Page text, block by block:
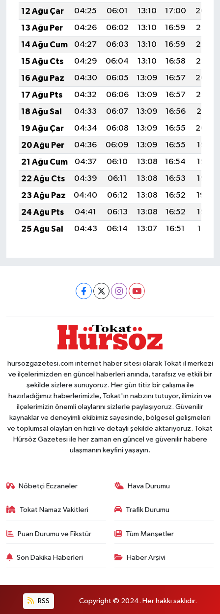
12 Ağu Çar
04:25 06:01 13:10 17:00
20:09
13 Ağu Per
04:26 06:02 13:10 16:59
20:08
14 Ağu Cum
04:27 06:03 13:10 16:59
20:07
15 Ağu Cts
04:29 06:04 13:10 16:58
20:05
16 Ağu Paz
04:30 06:05 13:09 16:57
20:04
17 Ağu Pts
04:32 06:06 13:09 16:57
20:03
18 Ağu Sal
04:33 06:07 13:09 16:56
20:01
19 Ağu Çar
04:34 06:08 13:09 16:55
20:00
20 Ağu Per
04:36 06:09 13:09 16:55
19:58
21 Ağu Cum
04:37 06:10 13:08 16:54
19:57
22 Ağu Cts
04:39 06:11 13:08 16:53
19:55
23 Ağu Paz
04:40 06:12 13:08 16:52
19:54
24 Ağu Pts
04:41 06:13 13:08 16:52
19:52
25 Ağu Sal
04:43 06:14 13:07 16:51 19:51
hursozgazetesi.com internet haber sitesi olarak Tokat il merkezi
ve ilçelerimizden en güncel haberleri anında, tarafsız ve etkili bir
şekilde sizlere sunuyoruz. Her gün titiz bir çalışma ile
hazırladığımız haberlerimizle, Tokat'ın nabzını tutuyor, ilimizin ve
ilçelerimizin önemli olaylarını sizlerle paylaşıyoruz. Güvenilir
kaynaklar ve deneyimli ekibimiz sayesinde, bölgesel gelişmeleri
ve toplumsal olayları en hızlı ve detaylı şekilde aktarıyoruz. Tokat
Hürsöz Gazetesi ile her zaman en güncel ve güvenilir habere
ulaşmanın keyfini yaşayın.
Nöbetçi Eczaneler Hava Durumu
Tokat Namaz Vakitleri Trafik Durumu
Puan Durumu ve Fikstür Tüm Manşetler
Son Dakika Haberleri Haber Arşivi
RSS Copyright © 2024. Her hakkı saklıdır.